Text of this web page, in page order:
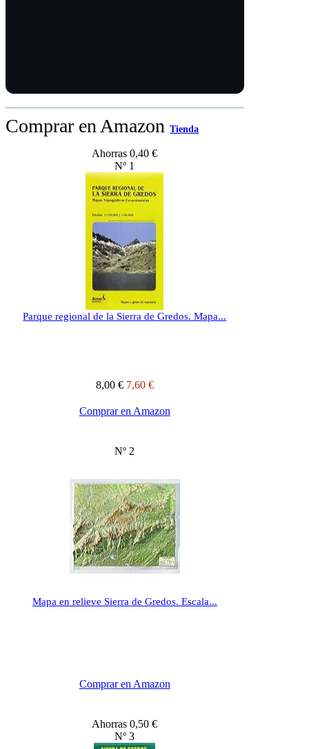
Comprar en Amazon Tienda
Ahorras 0,40 €
Nº 1
Parque regional de la Sierra de Gredos. Mapa...
8,00 € 7,60 €
Comprar en Amazon
Nº 2
Mapa en relieve Sierra de Gredos. Escala...
Comprar en Amazon
Ahorras 0,50 €
Nº 3